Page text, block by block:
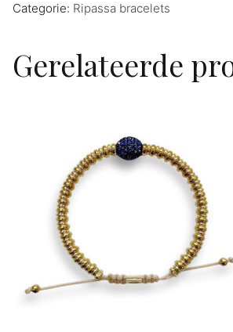
Categorie: Ripassa bracelets
Gerelateerde